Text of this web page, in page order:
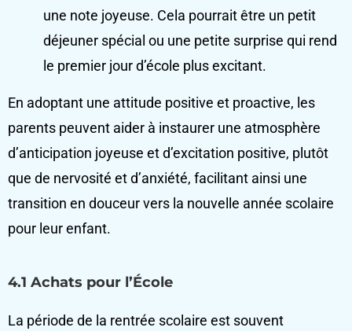
une note joyeuse. Cela pourrait être un petit
déjeuner spécial ou une petite surprise qui rend
le premier jour d’école plus excitant.
En adoptant une attitude positive et proactive, les
parents peuvent aider à instaurer une atmosphère
d’anticipation joyeuse et d’excitation positive, plutôt
que de nervosité et d’anxiété, facilitant ainsi une
transition en douceur vers la nouvelle année scolaire
pour leur enfant.
4.1 Achats pour l’École
La période de la rentrée scolaire est souvent